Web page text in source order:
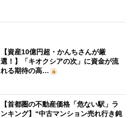
【資産10億円超・かんちさんが厳
選！】「キオクシアの次」に資金が流
れる期待の高…
【首都圏の不動産価格「危ない駅」ラ
ンキング】“中古マンション売れ行き鈍